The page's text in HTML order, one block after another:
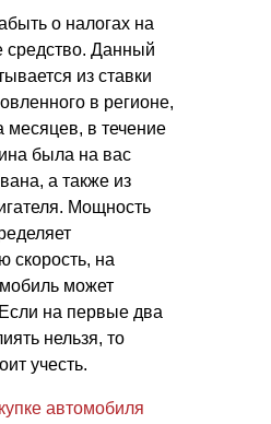
о налогах на
средство. Данный
из ставки
в регионе,
месяцев, в течение
была на вас
а также из
Мощность
скорость, на
может
Если на первые два
нельзя, то
учесть.
автомобиля